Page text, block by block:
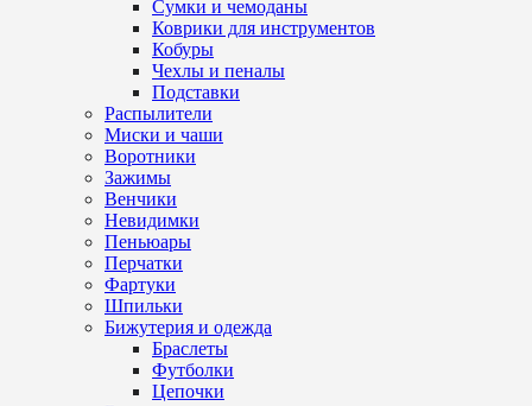
Сумки и чемоданы
Коврики для инструментов
Кобуры
Чехлы и пеналы
Подставки
Распылители
Миски и чаши
Воротники
Зажимы
Венчики
Невидимки
Пеньюары
Перчатки
Фартуки
Шпильки
Бижутерия и одежда
Браслеты
Футболки
Цепочки